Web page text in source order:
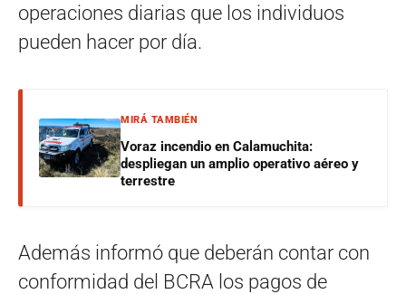
operaciones diarias que los individuos
pueden hacer por día.
MIRÁ TAMBIÉN
Voraz incendio en Calamuchita:
despliegan un amplio operativo aéreo y
terrestre
Además informó que deberán contar con
conformidad del BCRA los pagos de